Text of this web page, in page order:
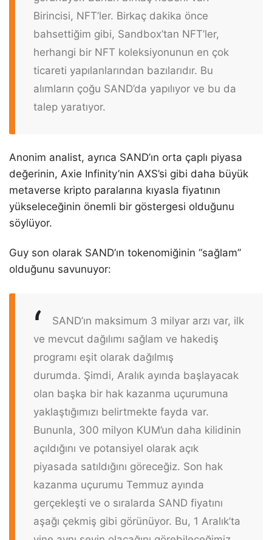
Birincisi, NFT’ler. Birkaç dakika önce
bahsettiğim gibi, Sandbox’tan NFT’ler,
herhangi bir NFT koleksiyonunun en çok
ticareti yapılanlarından bazılarıdır. Bu
alımların çoğu SAND’da yapılıyor ve bu da
talep yaratıyor.
Anonim analist, ayrıca SAND’ın orta çaplı piyasa
değerinin, Axie Infinity’nin AXS’si gibi daha büyük
metaverse kripto paralarına kıyasla fiyatının
yükseleceğinin önemli bir göstergesi olduğunu
söylüyor.
Guy son olarak SAND’ın tokenomiğinin “sağlam”
olduğunu savunuyor:
SAND’ın maksimum 3 milyar arzı var, ilk
ve mevcut dağılımı sağlam ve hakediş
programı eşit olarak dağılmış
durumda. Şimdi, Aralık ayında başlayacak
olan başka bir hak kazanma uçurumuna
yaklaştığımızı belirtmekte fayda var.
Bununla, 300 milyon KUM’un daha kilidinin
açıldığını ve potansiyel olarak açık
piyasada satıldığını göreceğiz. Son hak
kazanma uçurumu Temmuz ayında
gerçekleşti ve o sıralarda SAND fiyatını
aşağı çekmiş gibi görünüyor. Bu, 1 Aralık’ta